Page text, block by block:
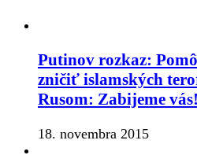
Putinov rozkaz:
zničiť islamských
Rusom: Zabijeme vás!
18. novembra 2015